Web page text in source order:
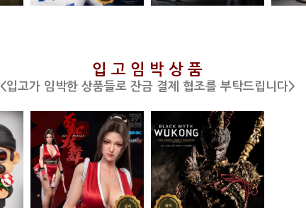
입 고 임 박 상 품
<입고가 임박한 상품들로 잔금 결제 협조를 부탁드립니다>